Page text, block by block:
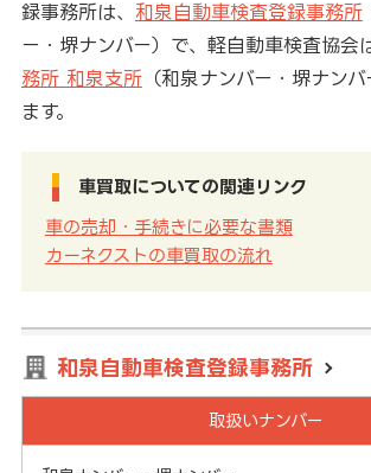
録事務所は、 和泉自動車検査登録事務所
ー・堺ナンバー）で、軽自動車検査協会
務所 和泉支所（和泉ナンバー・堺ナン
ます。
車買取についての関連リンク
車の売却・手続きに必要な書類
カーネクストの車買取の流れ
和泉自動車検査登録事務所
取扱いナンバー